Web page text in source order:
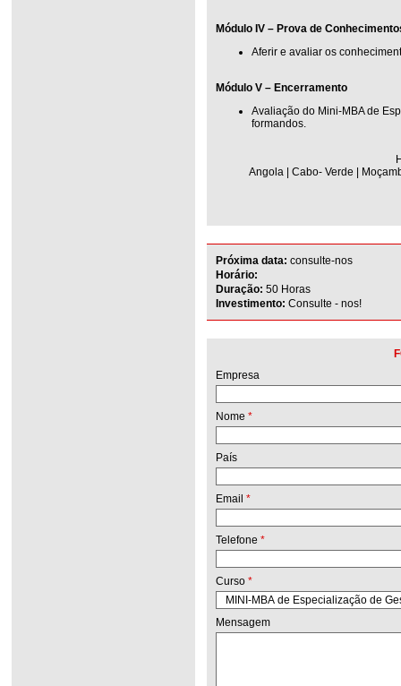
Módulo IV – Prova de
Aferir e avaliar os
Módulo V – Encerramento
Avaliação do Mini-MBA de
formandos.
Angola | Cabo- Verde |
Próxima data: consulte-nos
Horário:
Duração: 50 Horas
Investimento: Consulte - nos!
Empresa
Nome *
País
Email *
Telefone *
Curso *
Mensagem